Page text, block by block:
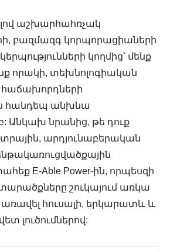
աշխարհահռչակ
բազմազգ կորպորացիաների
կողմից՝ մենք
որակի, տեխնոլոգիական
հանդեպ անխնա
Անկախ նրանից, թե դուք
արդյունաբերական
E-Able Power-ին, որպեսզի
շուկայում առկա
առավել հուսալի, երկարատև և
լուծումներով: